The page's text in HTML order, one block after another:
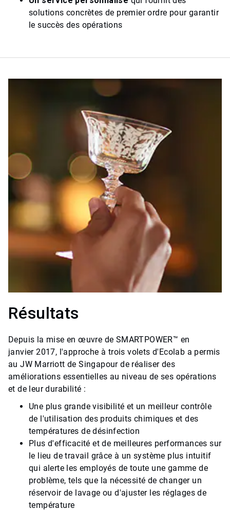
solutions concrètes de premier ordre pour garantir
le succès des opérations
Résultats
Depuis la mise en œuvre de SMARTPOWER™ en
janvier 2017, l'approche à trois volets d'Ecolab a permis
au JW Marriott de Singapour de réaliser des
améliorations essentielles au niveau de ses opérations
et de leur durabilité :
Une plus grande visibilité et un meilleur contrôle
de l'utilisation des produits chimiques et des
températures de désinfection
Plus d'efficacité et de meilleures performances sur
le lieu de travail grâce à un système plus intuitif
qui alerte les employés de toute une gamme de
problème, tels que la nécessité de changer un
réservoir de lavage ou d'ajuster les réglages de
température